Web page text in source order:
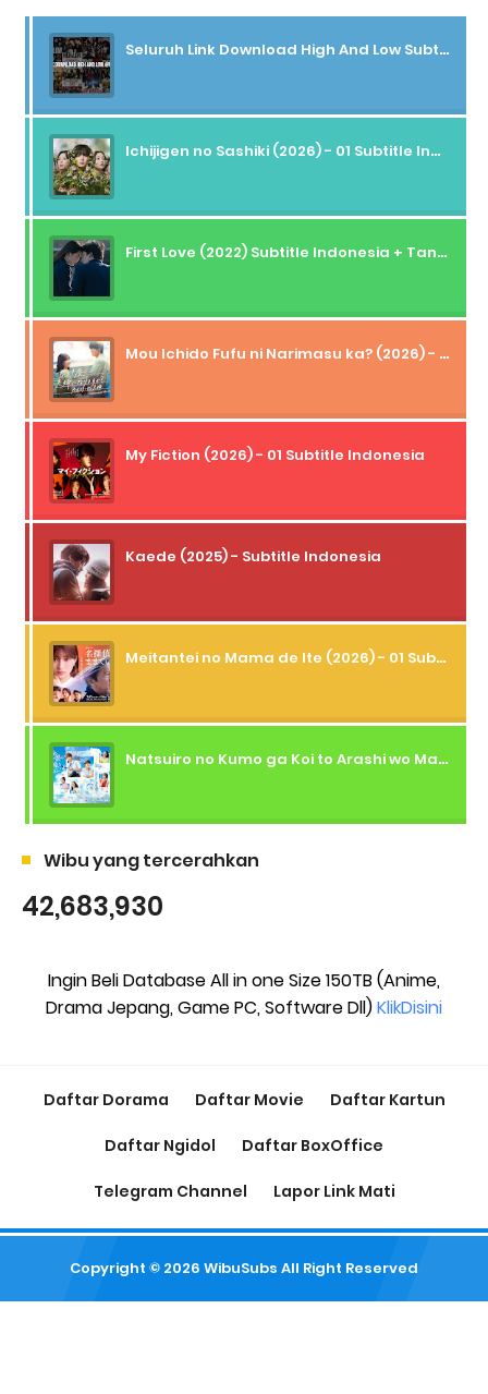
Seluruh Link Download High And Low Subtitle Indonesia
Ichijigen no Sashiki (2026) - 01 Subtitle Indonesia
First Love (2022) Subtitle Indonesia + Tanpa Iklan + Streaming + 1080p
Mou Ichido Fufu ni Narimasu ka? (2026) - 01 Subtitle Indonesia
My Fiction (2026) - 01 Subtitle Indonesia
Kaede (2025) - Subtitle Indonesia
Meitantei no Mama de Ite (2026) - 01 Subtitle Indonesia
Natsuiro no Kumo ga Koi to Arashi wo Makiokosu (2026) - 01 Subtitle Indonesia
Wibu yang tercerahkan
42,683,930
Ingin Beli Database All in one Size 150TB (Anime,
Drama Jepang, Game PC, Software Dll)KlikDisini
Daftar Dorama Daftar Movie Daftar Kartun
Daftar Ngidol Daftar BoxOffice
Telegram Channel Lapor Link Mati
Copyright © 2026 WibuSubs All Right Reserved